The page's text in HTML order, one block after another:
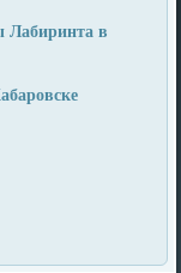
Лабиринта в